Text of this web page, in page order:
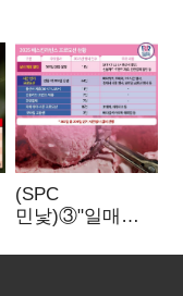
(SPC
민낯)③"일매출
수익 제자리"…